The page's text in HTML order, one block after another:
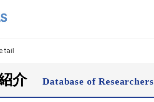
紹介Database of Researchers